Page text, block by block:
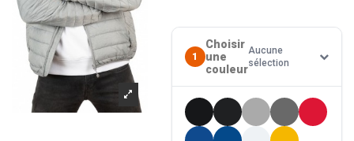
1
Choisir
une
couleur
Aucune
sélection